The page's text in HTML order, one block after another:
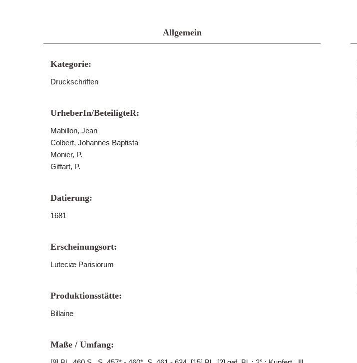
Allgemein
Kategorie:
Druckschriften
UrheberIn/BeteiligteR:
Mabillon, Jean
Colbert, Johannes Baptista
Monier, P.
Giffart, P.
Datierung:
1681
Erscheinungsort:
Luteciæ Parisiorum
Produktionsstätte:
Billaine
Maße / Umfang: